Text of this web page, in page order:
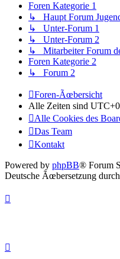
Foren Kategorie 1
↳ Haupt Forum
↳ Unter-Forum 1
↳ Unter-Forum 2
↳ Mitarbeiter Forum
Foren Kategorie 2
↳ Forum 2
Foren-Ãœbersicht
Alle Zeiten sind
Alle Cookies des
Das Team
Kontakt
Powered by phpBB® Forum
Deutsche Ãœbersetzung durch